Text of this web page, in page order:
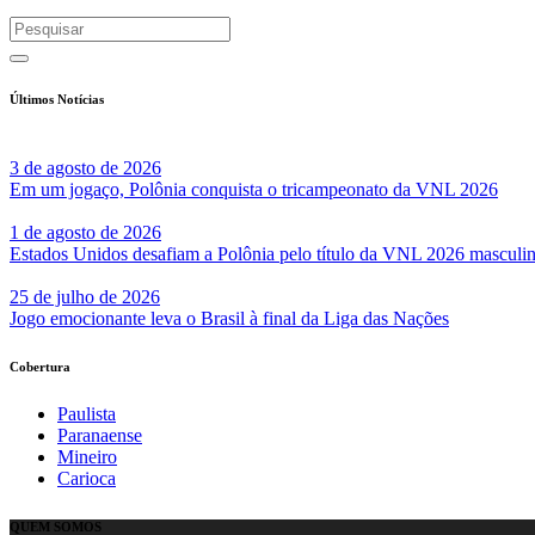
Últimos Notícias
3 de agosto de 2026
Em um jogaço, Polônia conquista o tricampeonato da VNL 2026
1 de agosto de 2026
Estados Unidos desafiam a Polônia pelo título da VNL 2026
25 de julho de 2026
Jogo emocionante leva o Brasil à final da Liga das Nações
Cobertura
Paulista
Paranaense
Mineiro
Carioca
QUEM SOMOS